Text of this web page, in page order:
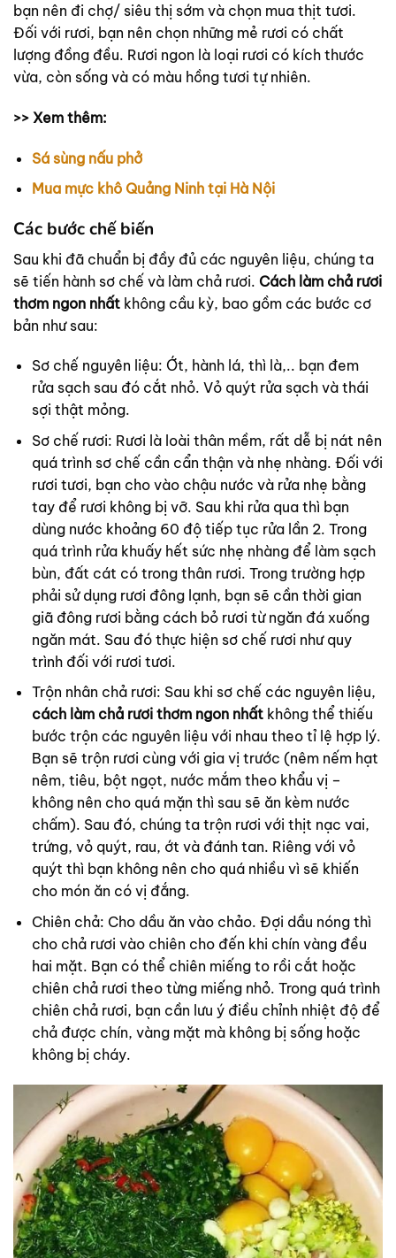
bạn nên đi chợ/ siêu thị sớm và chọn mua thịt tươi.
Đối với rươi, bạn nên chọn những mẻ rươi có chất
lượng đồng đều. Rươi ngon là loại rươi có kích thước
vừa, còn sống và có màu hồng tươi tự nhiên.
>> Xem thêm:
Sá sùng nấu phở
Mua mực khô Quảng Ninh tại Hà Nội
Các bước chế biến
Sau khi đã chuẩn bị đầy đủ các nguyên liệu, chúng ta
sẽ tiến hành sơ chế và làm chả rươi. Cách làm chả rươi
thơm ngon nhất không cầu kỳ, bao gồm các bước cơ
bản như sau:
Sơ chế nguyên liệu: Ớt, hành lá, thì là,.. bạn đem
rửa sạch sau đó cắt nhỏ. Vỏ quýt rửa sạch và thái
sợi thật mỏng.
Sơ chế rươi: Rươi là loài thân mềm, rất dễ bị nát nên
quá trình sơ chế cần cẩn thận và nhẹ nhàng. Đối với
rươi tươi, bạn cho vào chậu nước và rửa nhẹ bằng
tay để rươi không bị vỡ. Sau khi rửa qua thì bạn
dùng nước khoảng 60 độ tiếp tục rửa lần 2. Trong
quá trình rửa khuấy hết sức nhẹ nhàng để làm sạch
bùn, đất cát có trong thân rươi. Trong trường hợp
phải sử dụng rươi đông lạnh, bạn sẽ cần thời gian
giã đông rươi bằng cách bỏ rươi từ ngăn đá xuống
ngăn mát. Sau đó thực hiện sơ chế rươi như quy
trình đối với rươi tươi.
Trộn nhân chả rươi: Sau khi sơ chế các nguyên liệu,
cách làm chả rươi thơm ngon nhấtkhông thể thiếu
bước trộn các nguyên liệu với nhau theo tỉ lệ hợp lý.
Bạn sẽ trộn rươi cùng với gia vị trước (nêm nếm hạt
nêm, tiêu, bột ngọt, nước mắm theo khẩu vị –
không nên cho quá mặn thì sau sẽ ăn kèm nước
chấm). Sau đó, chúng ta trộn rươi với thịt nạc vai,
trứng, vỏ quýt, rau, ớt và đánh tan. Riêng với vỏ
quýt thì bạn không nên cho quá nhiều vì sẽ khiến
cho món ăn có vị đắng.
Chiên chả: Cho dầu ăn vào chảo. Đợi dầu nóng thì
cho chả rươi vào chiên cho đến khi chín vàng đều
hai mặt. Bạn có thể chiên miếng to rồi cắt hoặc
chiên chả rươi theo từng miếng nhỏ. Trong quá trình
chiên chả rươi, bạn cần lưu ý điều chỉnh nhiệt độ để
chả được chín, vàng mặt mà không bị sống hoặc
không bị cháy.